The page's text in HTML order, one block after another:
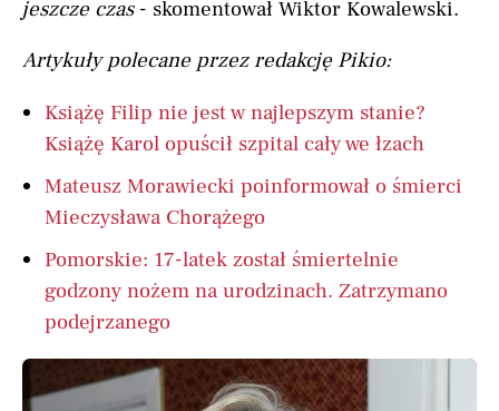
jeszcze czas- skomentował Wiktor Kowalewski.
Artykuły polecane przez redakcję Pikio:
Książę Filip nie jest w najlepszym stanie?
Książę Karol opuścił szpital cały we łzach
Mateusz Morawiecki poinformował o śmierci
Mieczysława Chorążego
Pomorskie: 17-latek został śmiertelnie
godzony nożem na urodzinach. Zatrzymano
podejrzanego